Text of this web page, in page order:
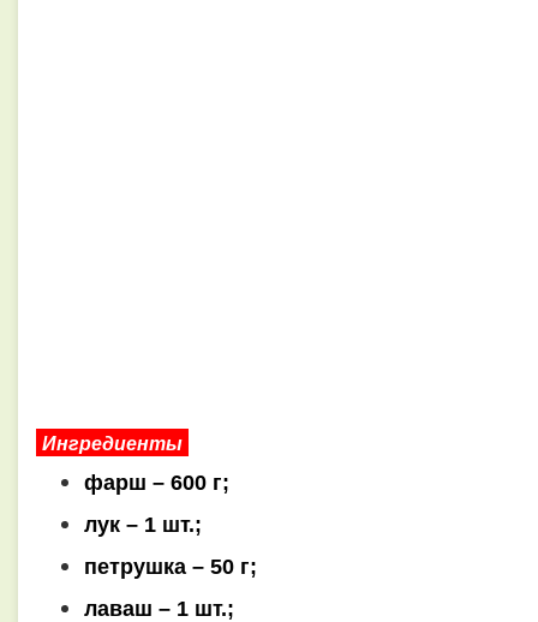
Ингредиенты
фарш – 600 г;
лук – 1 шт.;
петрушка – 50 г;
лаваш – 1 шт.;